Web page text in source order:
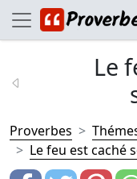
Le
Proverbes
Le feu est caché